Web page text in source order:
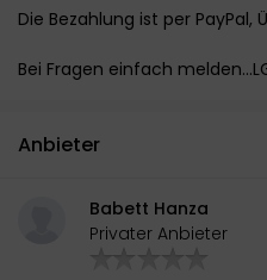
Die Bezahlung ist per
Bei Fragen einfach
Anbieter
Babett Hanza
Privater Anbieter